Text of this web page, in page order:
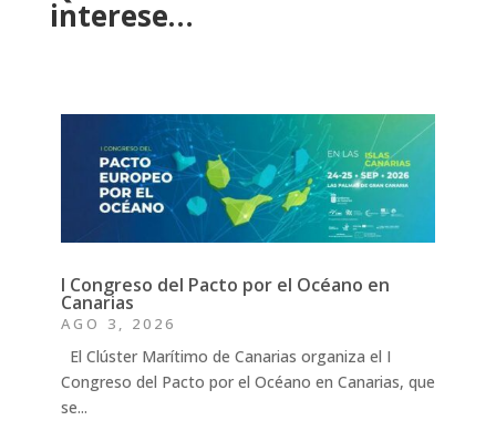
interese…
I Congreso del Pacto por el Océano en
Canarias
AGO 3, 2026
El Clúster Marítimo de Canarias organiza el I
Congreso del Pacto por el Océano en Canarias, que
se...